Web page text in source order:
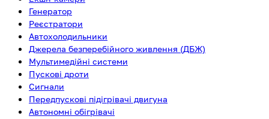
Генератор
Реєстратори
Автохолодильники
Джерела безперебійного живлення (ДБЖ)
Мультимедійні системи
Пускові дроти
Сигнали
Передпускові підігрівачі двигуна
Автономні обігрівачі